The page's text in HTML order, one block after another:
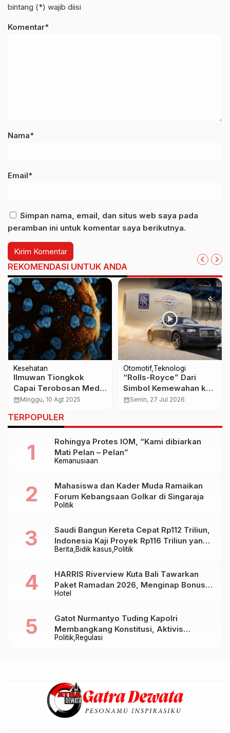
bintang (*) wajib diisi
Komentar*
Nama*
Email*
Simpan nama, email, dan situs web saya pada
peramban ini untuk komentar saya berikutnya.
REKOMENDASI UNTUK ANDA
Kesehatan
Ilmuwan Tiongkok
Capai Terobosan Medis
Dunia! Berhasil
Tipe 1 dengan Terapi
Sel Punca
calendar_monthMinggu, 10 Agt 2025
Otomotif Teknologi
“Rolls-Royce” Dari
Simbol Kemewahan ke
Raja Mesin Pesawat
calendar_monthSenin, 27 Jul 2026
TERPOPULER
Kemanusiaan
Rohingya Protes IOM, “Kami dibiarkan
Mati Pelan – Pelan”
Politik
Mahasiswa dan Kader Muda Ramaikan
Forum Kebangsaan Golkar di Singaraja
Berita Bidik kasus Politik
Saudi Bangun Kereta Cepat Rp112 Triliun,
Indonesia Kaji Proyek Rp116 Triliun yang
Baru Sampai Bandung
Hotel
HARRIS Riverview Kuta Bali Tawarkan
Paket Ramadan 2026, Menginap Bonus
Takjil hingga Bukber Mulai Rp88.888
Politik Regulasi
Gatot Nurmantyo Tuding Kapolri
Membangkang Konstitusi, Aktivis
Tegaskan Polri Tak Punya Sejarah